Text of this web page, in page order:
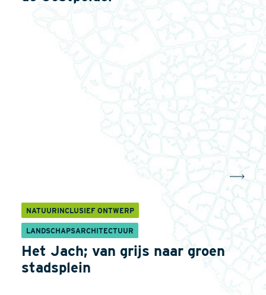
NATUURINCLUSIEF ONTWERP
LANDSCHAPSARCHITECTUUR
Het Jach; van grijs naar groen
stadsplein